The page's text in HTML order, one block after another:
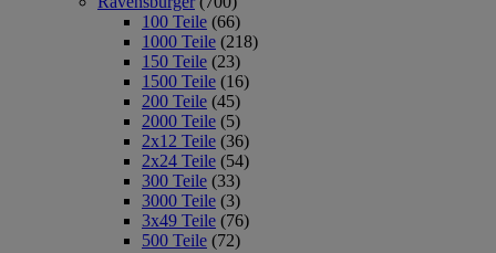
100 Teile (66)
1000 Teile (218)
150 Teile (23)
1500 Teile (16)
200 Teile (45)
2000 Teile (5)
2x12 Teile (36)
2x24 Teile (54)
300 Teile (33)
3000 Teile (3)
3x49 Teile (76)
500 Teile (72)